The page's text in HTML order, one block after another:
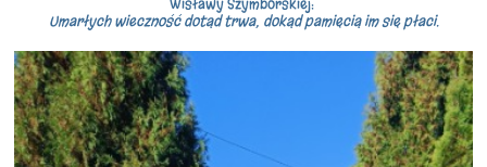
Umarłych wieczność dotąd trwa, dokąd pamięcią im się płaci.